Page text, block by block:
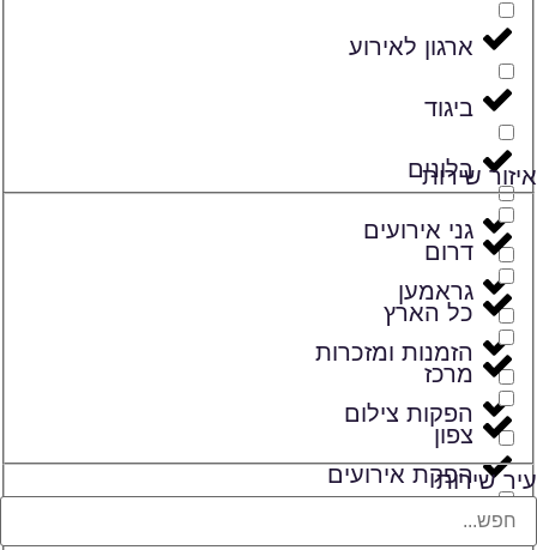
ארגון לאירוע
ביגוד
בלונים
גני אירועים
גראמען
הזמנות ומזכרות
הפקות צילום
הפקת אירועים
זמרים
איזור שירות
דרום
כל הארץ
מרכז
צפון
עיר שירות